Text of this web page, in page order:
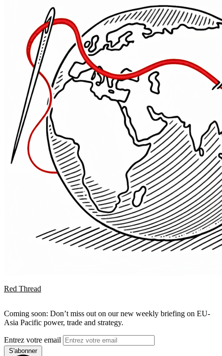
Red Thread
Coming soon: Don’t miss out on our new weekly briefing on EU-
Asia Pacific power, trade and strategy.
Entrez votre email
S'abonner